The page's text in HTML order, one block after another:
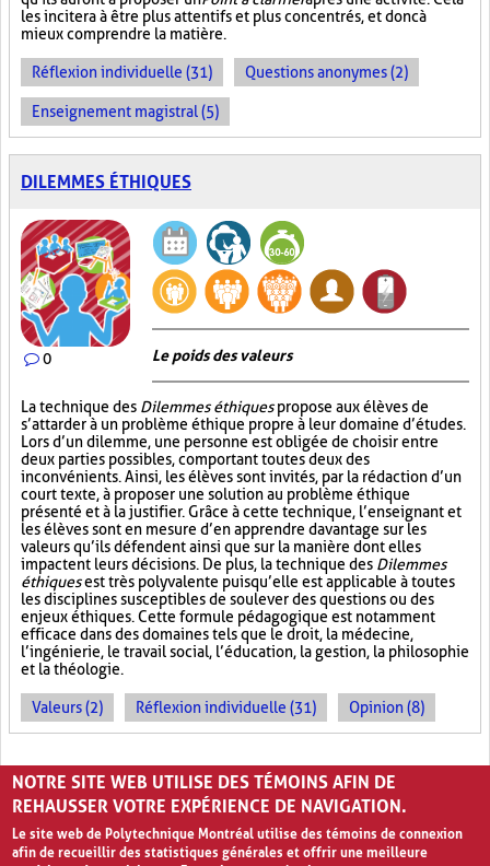
les incitera à être plus attentifs et plus concentrés, et donc à
mieux comprendre la matière.
Réflexion individuelle (31) Questions anonymes (2)
Enseignement magistral (5)
DILEMMES ÉTHIQUES
0 Le poids des valeurs
La technique des Dilemmes éthiquespropose aux élèves de
s’attarder à un problème éthique propre à leur domaine d’études.
Lors d’un dilemme, une personne est obligée de choisir entre
deux parties possibles, comportant toutes deux des
inconvénients. Ainsi, les élèves sont invités, par la rédaction d’un
court texte, à proposer une solution au problème éthique
présenté et à la justifier. Grâce à cette technique, l’enseignant et
les élèves sont en mesure d’en apprendre davantage sur les
valeurs qu’ils défendent ainsi que sur la manière dont elles
impactent leurs décisions. De plus, la technique des Dilemmes
éthiquesest très polyvalente puisqu’elle est applicable à toutes
les disciplines susceptibles de soulever des questions ou des
enjeux éthiques. Cette formule pédagogique est notamment
efficace dans des domaines tels que le droit, la médecine,
l’ingénierie, le travail social, l’éducation, la gestion, la philosophie
et la théologie.
Valeurs (2) Réflexion individuelle (31) Opinion (8)
PAGES
1 2 › »
NOTRE SITE WEB UTILISE DES TÉMOINS AFIN DE
REHAUSSER VOTRE EXPÉRIENCE DE NAVIGATION.
Le site web de Polytechnique Montréal utilise des témoins de connexion
afin de recueillir des statistiques générales et offrir une meilleure